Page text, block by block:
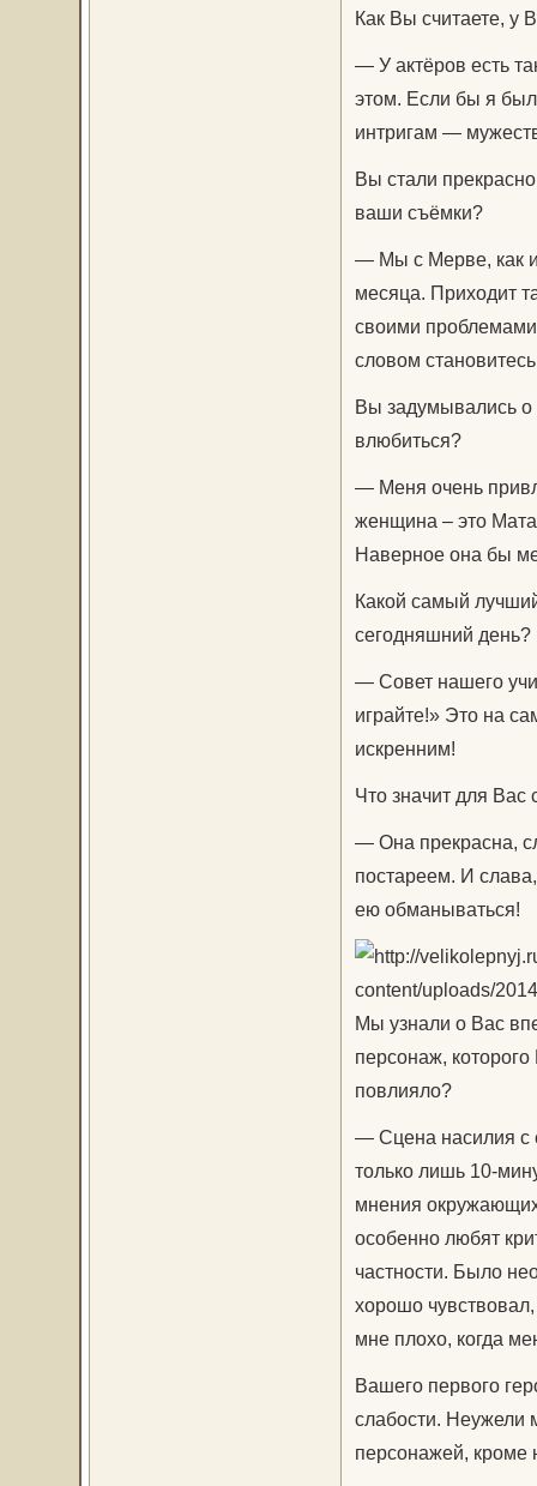
Как Вы считаете, у
— У актёров есть
этом. Если бы я был
интригам —
Вы стали
ваши съёмки?
— Мы с Мерве, как и
месяца. Приходит
своими
словом
Вы задумывались о
влюбиться?
— Меня очень
женщина – это
Наверное она бы
Какой самый
сегодняшний день?
— Совет нашего
играйте!» Это на
искренним!
Что значит для Вас
— Она прекрасна,
постареем. И
ею обманываться!
Мы узнали о Вас
персонаж,
повлияло?
— Сцена насилия с
только лишь 10-
мнения
особенно любят
частности. Было
хорошо
мне плохо, когда
Вашего первого
слабости. Неужели
персонажей, кроме